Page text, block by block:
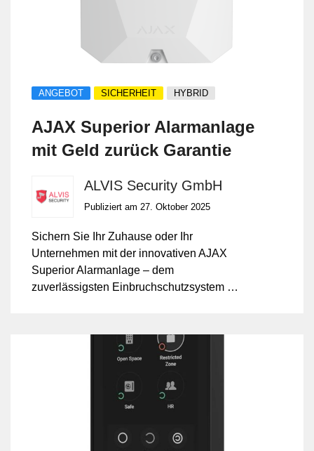
ANGEBOT SICHERHEIT HYBRID
AJAX Superior Alarmanlage
mit Geld zurück Garantie
ALVIS Security GmbH
Publiziert am 27. Oktober 2025
Sichern Sie Ihr Zuhause oder Ihr
Unternehmen mit der innovativen AJAX
Superior Alarmanlage – dem
zuverlässigsten Einbruchschutzsystem der
starten Sie risikofrei in Ihre Sicherheit.
Installation, Programmierung und App-
Security GmbH – 17 Jahre Erfahrung in
Sicherheitstechnik inklusive.